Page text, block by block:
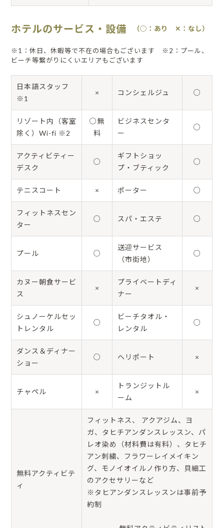
ホテルのサービス・設備 （○：あり ✕：なし）
※1：休日、休暇等で不在の場合もございます ※2：プール、
ビーチ等繋がりにくいエリアもございます
日本語スタッフ
※1
× コンシェルジュ ○
リゾート内（客室
除く）Wi-fi ※2
○無
料
ビジネスセンタ
ー
○
アクティビティー
デスク
○
ギフトショッ
プ・ブティック
○
テニスコート × ポーター ○
フィットネスセン
ター
○ スパ・エステ ○
プール ○
送迎サービス
（市街地）
○
カヌー朝食サービ
ス
×
プライベートディ
ナー
×
シュノーケルセッ
トレンタル
○
ビーチタオル・
レンタル
○
ダンス＆ディナー
ショー
○ ヘリポート ×
チャペル ×
トランジットル
ーム
×
無料アクティビテ
ィ
フィットネス、 アクアジム、ヨ
ガ、タヒチアンダンスレッスン、パ
レオ染め（材料費は有料）、タヒチ
アン刺繍、フラワーレイメイキン
グ、モノイオイルノ作り方、貝細工
のアクセサリーなど
※タヒアンダンスレッスンは事前予
約制